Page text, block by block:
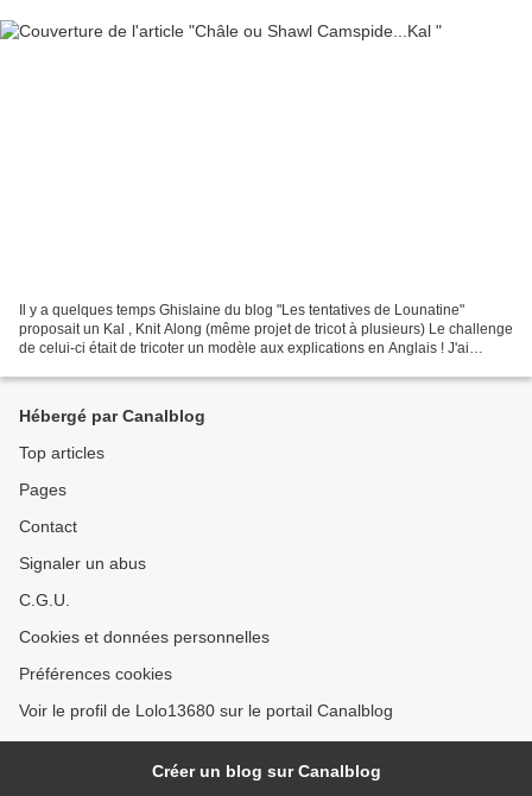
Il y a quelques temps Ghislaine du blog "Les tentatives de Lounatine"
proposait un Kal , Knit Along (même projet de tricot à plusieurs) Le challenge
de celui-ci était de tricoter un modèle aux explications en Anglais ! J'ai
Hébergé par Canalblog
Top articles
Pages
Contact
Signaler un abus
C.G.U.
Cookies et données personnelles
Préférences cookies
Voir le profil de Lolo13680 sur le portail Canalblog
Créer un blog sur Canalblog